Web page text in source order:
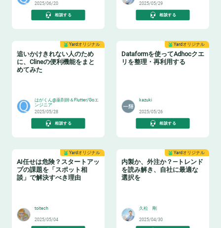
2025/06/20
相談する
2025/05/29
相談する
Yardオリジナル
追いかけきれない人のため
に、Clineの便利機能をまと
めてみた
はがくん@薬剤師＆Flutter/Goエ
ンジニア
2025/05/28
相談する
Yardオリジナル
Dataformを使ってAdhocクエ
リを整理・再利用する
kazuki
2025/05/26
相談する
Yardオリジナル
AI任せは危険？スタートアッ
プの課題を「スポット相
談」で解決すべき理由
toitech
2025/05/04
Yardオリジナル
内製か、外注か？—トレンド
を読み解き、自社に最適な
選択を
久松 剛
2025/04/30